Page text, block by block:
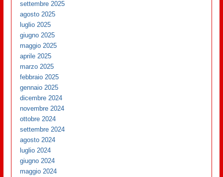
settembre 2025
agosto 2025
luglio 2025
giugno 2025
maggio 2025
aprile 2025
marzo 2025
febbraio 2025
gennaio 2025
dicembre 2024
novembre 2024
ottobre 2024
settembre 2024
agosto 2024
luglio 2024
giugno 2024
maggio 2024